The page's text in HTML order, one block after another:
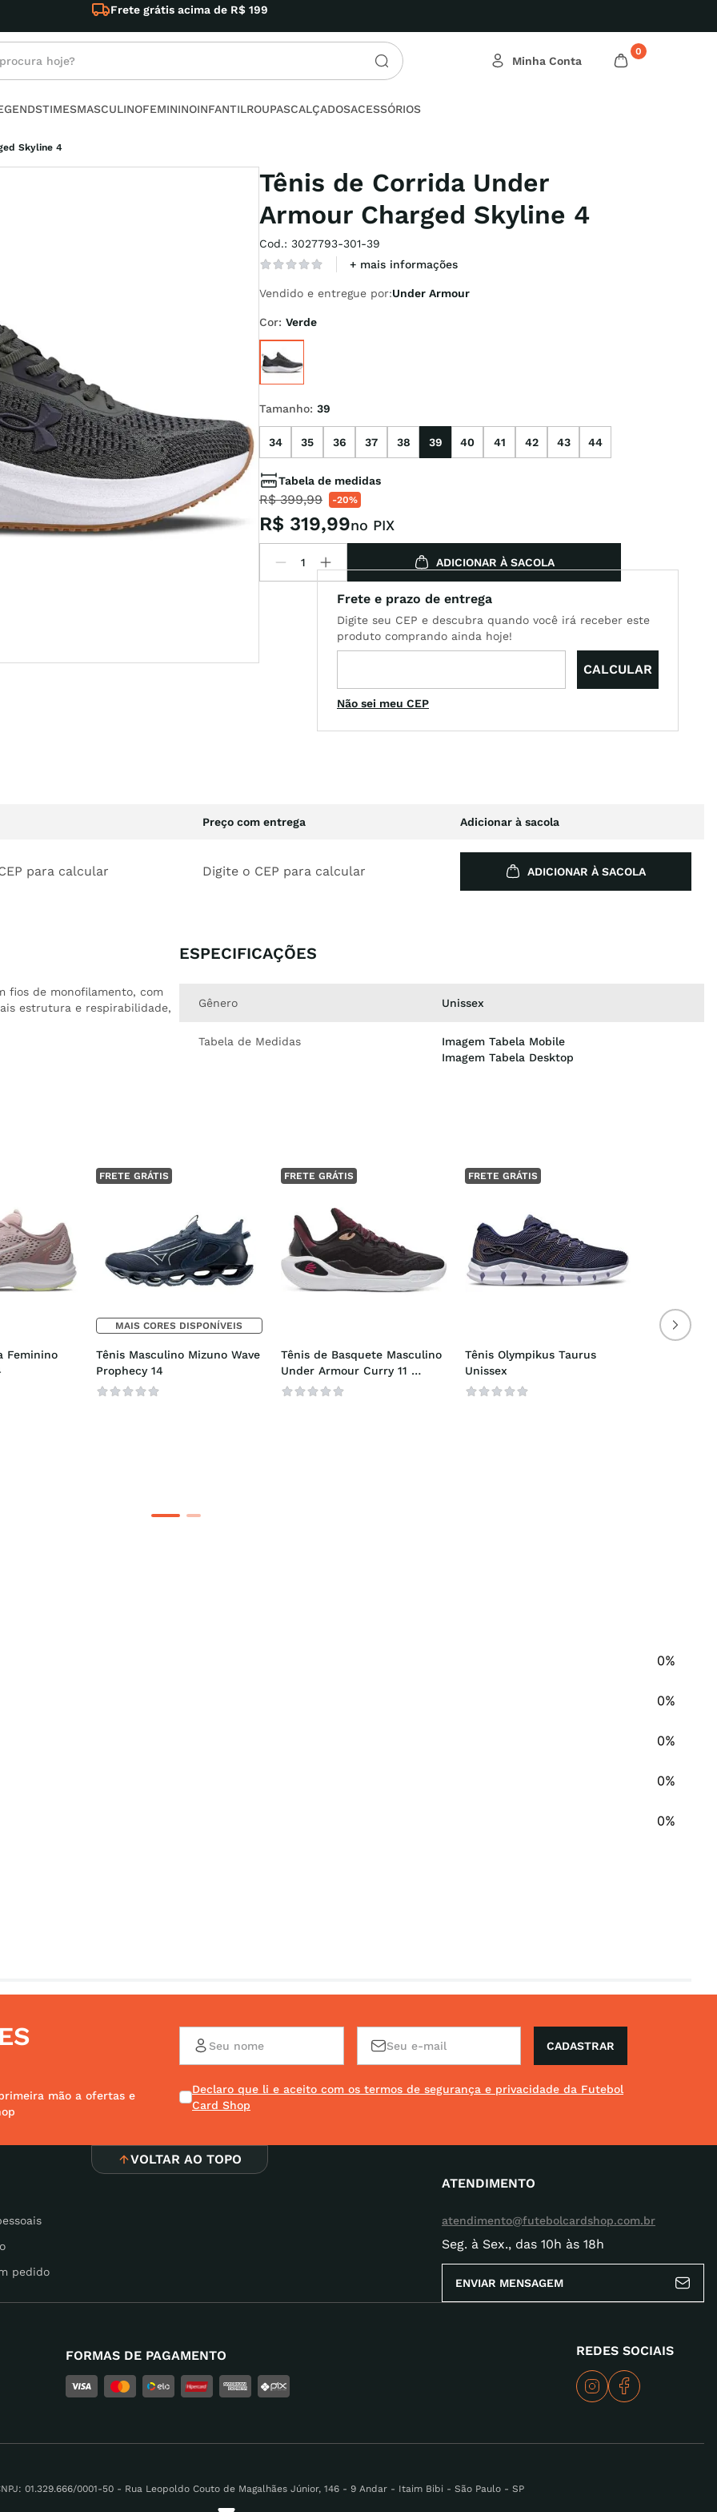
hoje? 0
TIMESMASCULINOFEMININOINFANTILROUPASCALÇADOSACESSÓRIOS
Skyline 4
Tênis de Corrida Under
Armour Charged Skyline 4
Cod.: 3027793-301-39
+ mais informações
Vendido e entregue por:Under Armour
Cor: Verde
Tamanho: 39
34 35 36 37 38 39 40 41 42 43 44
Tabela de medidas
R$ 399,99 -20%
R$ 319,99no PIX
ADICIONAR À SACOLA
Não sei meu CEP
Preço com entrega Adicionar à sacola
para calcular Digite o CEP para calcular ADICIONAR À SACOLA
fios de monofilamento, com
estrutura e respirabilidade,
ESPECIFICAÇÕES
Gênero Unissex
Tabela de Medidas
Imagem Tabela Mobile
Imagem Tabela Desktop
Feminino
FRETE GRÁTIS
MAIS CORES DISPONÍVEIS
Tênis Masculino Mizuno Wave
Prophecy 14
FRETE GRÁTIS
Tênis de Basquete Masculino
Under Armour Curry 11
Domaine
FRETE GRÁTIS
Tênis Olympikus Taurus
Unissex
0%
0%
0%
0%
0%
mão a ofertas e
CADASTRAR
Declaro que li e aceito com os termos de segurança e privacidade da Futebol
Card Shop
VOLTAR AO TOPO
pedido
ATENDIMENTO
atendimento@futebolcardshop.com.br
Seg. à Sex., das 10h às 18h
ENVIAR MENSAGEM
FORMAS DE PAGAMENTO REDES SOCIAIS
01.329.666/0001-50 - Rua Leopoldo Couto de Magalhães Júnior, 146 - 9 Andar - Itaim Bibi - São Paulo - SP
buscados